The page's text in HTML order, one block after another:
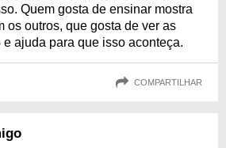
Quem gosta de ensinar mostra
os outros, que gosta de ver as
ajuda para que isso aconteça.
COMPARTILHAR